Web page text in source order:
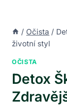
/ Očista /
životní styl
OČISTA
Detox